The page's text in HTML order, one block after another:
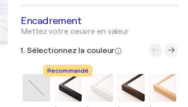
Encadrement
Mettez votre oeuvre en valeur
1. Sélectionnez la couleur
Recommandé